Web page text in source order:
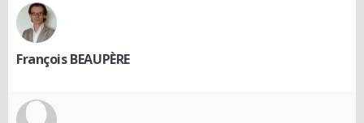
François BEAUPÈRE